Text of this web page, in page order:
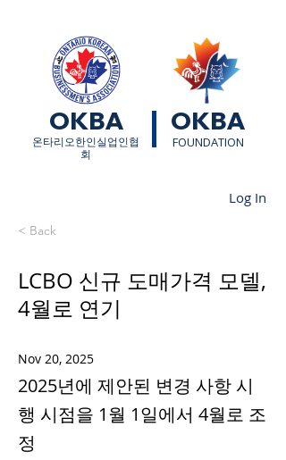
OKBA OKBA
​온타리오한인실업인협
회
FOUNDATION
Log In
< Back
LCBO 신규 도매가격 모델,
4월로 연기
Nov 20, 2025
2025년에 제안된 변경 사항 시
행 시점을 1월 1일에서 4월로 조
정